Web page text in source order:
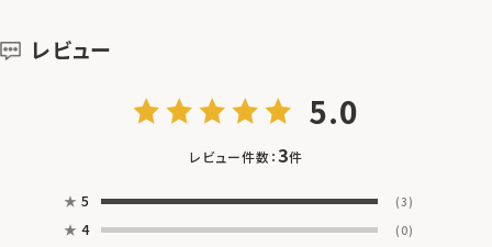
レビュー
5.0
レビュー件数：3件
★ 5 (3)
★ 4 (0)